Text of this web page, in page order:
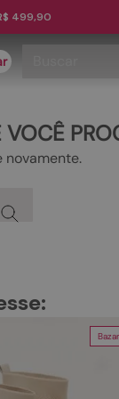
499,90
novamente.
Bazar
sandalia